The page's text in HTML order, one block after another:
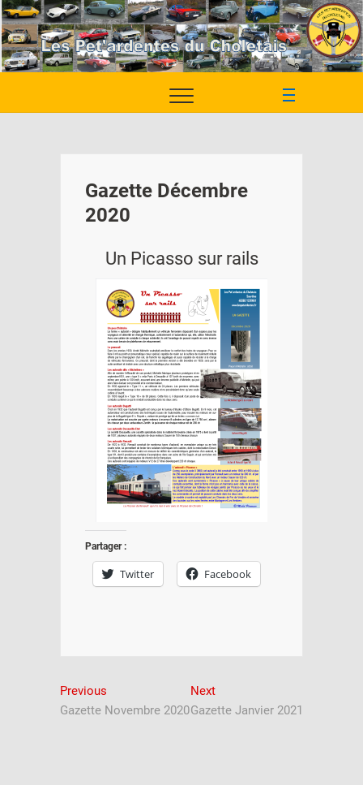
Skip
to
content
M
e
Gazette Décembre
2020
Un Picasso sur rails
Partager :
Twitter Facebook
Navigation
de
Previous
post:
Gazette Novembre 2020
NextNext
post:
Gazette Janvier 2021